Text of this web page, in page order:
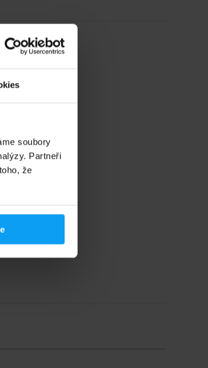
soubory
Partneři
že